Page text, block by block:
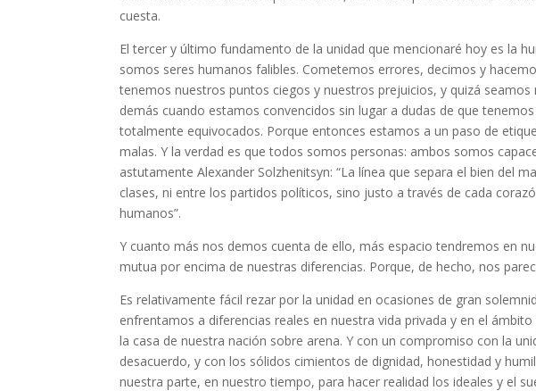
cuesta.
El tercer y último fundamento de la unidad que mencionaré hoy es la
somos seres humanos falibles. Cometemos errores, decimos y
tenemos nuestros puntos ciegos y nuestros prejuicios, y quizá
demás cuando estamos convencidos sin lugar a dudas de que
totalmente equivocados. Porque entonces estamos a un paso de
malas. Y la verdad es que todos somos personas: ambos somos
astutamente Alexander Solzhenitsyn: “La línea que separa el bien del
clases, ni entre los partidos políticos, sino justo a través de cada
humanos”.
Y cuanto más nos demos cuenta de ello, más espacio tendremos en
mutua por encima de nuestras diferencias. Porque, de hecho, nos
Es relativamente fácil rezar por la unidad en ocasiones de gran
enfrentamos a diferencias reales en nuestra vida privada y en el
la casa de nuestra nación sobre arena. Y con un compromiso con la
desacuerdo, y con los sólidos cimientos de dignidad, honestidad y
nuestra parte, en nuestro tiempo, para hacer realidad los ideales y el